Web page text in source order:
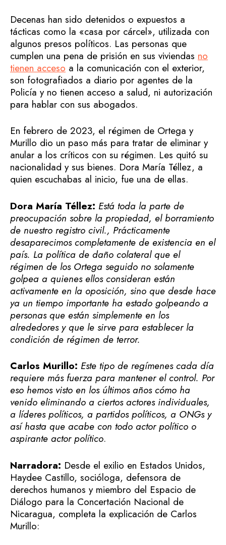
Decenas han sido detenidos o expuestos a
tácticas como la «casa por cárcel», utilizada con
algunos presos políticos. Las personas que
cumplen una pena de prisión en sus viviendas no
tienen acceso a la comunicación con el exterior,
son fotografiados a diario por agentes de la
Policía y no tienen acceso a salud, ni autorización
para hablar con sus abogados.
En febrero de 2023, el régimen de Ortega y
Murillo dio un paso más para tratar de eliminar y
anular a los críticos con su régimen. Les quitó su
nacionalidad y sus bienes. Dora María Téllez, a
quien escuchabas al inicio, fue una de ellas.
Dora María Téllez: Está toda la parte de
preocupación sobre la propiedad, el borramiento
de nuestro registro civil., Prácticamente
desaparecimos completamente de existencia en el
país. La política de daño colateral que el
régimen de los Ortega seguido no solamente
golpea a quienes ellos consideran están
activamente en la oposición, sino que desde hace
ya un tiempo importante ha estado golpeando a
personas que están simplemente en los
alrededores y que le sirve para establecer la
condición de régimen de terror.
Carlos Murillo: Este tipo de regímenes cada día
requiere más fuerza para mantener el control. Por
eso hemos visto en los últimos años cómo ha
venido eliminando a ciertos actores individuales,
a líderes políticos, a partidos políticos, a ONGs y
así hasta que acabe con todo actor político o
aspirante actor político.
Narradora: Desde el exilio en Estados Unidos,
Haydee Castillo, socióloga, defensora de
derechos humanos y miembro del Espacio de
Diálogo para la Concertación Nacional de
Nicaragua, completa la explicación de Carlos
Murillo: